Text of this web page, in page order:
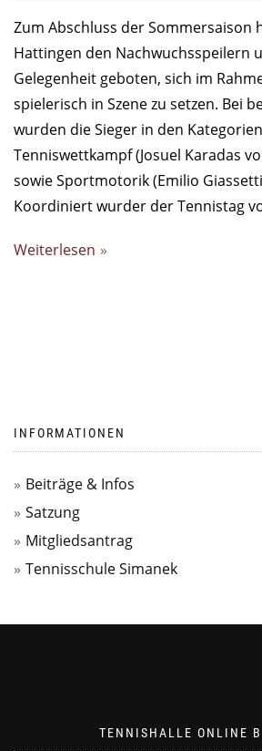
Zum Abschluss der Sommersaison
Hattingen den Nachwuchsspeilern
Gelegenheit geboten, sich im
spielerisch in Szene zu setzen. Bei
wurden die Sieger in den
Tenniswettkampf (Josuel Karadas
sowie Sportmotorik (Emilio
Koordiniert wurder der Tennistag
Weiterlesen
INFORMATIONEN
Beiträge & Infos
Satzung
Mitgliedsantrag
Tennisschule Simanek
TENNISHALLE ONLINE